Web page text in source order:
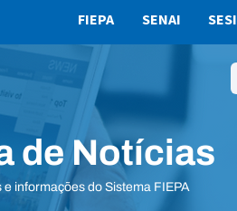
FIEPA SENAI SESI
de Notícias
e informações do Sistema FIEPA